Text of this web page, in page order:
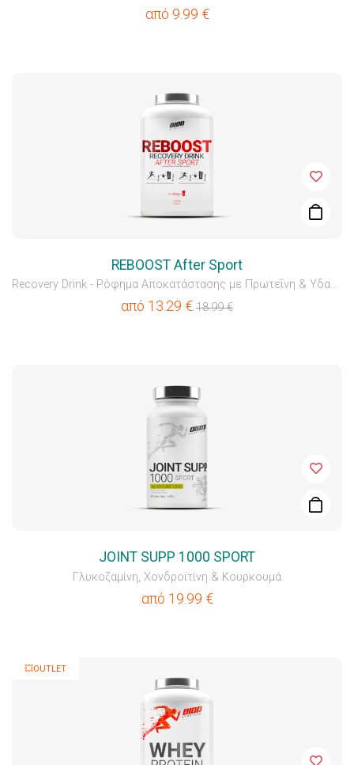
από 9.99 €
REBOOST After Sport
Recovery Drink - Ρόφημα Αποκατάστασης με Πρωτεΐνη & Υδατά...
από 13.29 € 18.99€
JOINT SUPP 1000 SPORT
Γλυκοζαμίνη, Χονδροϊτίνη & Κουρκουμά
από 19.99 €
💥OUTLET